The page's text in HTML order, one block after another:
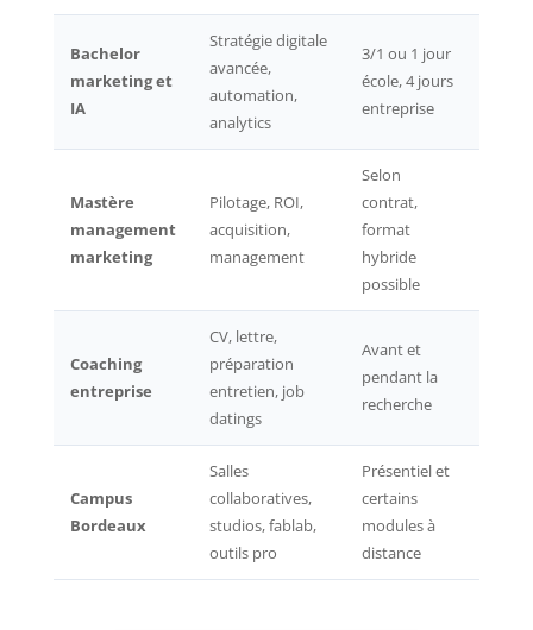
Bachelor
marketing et
IA
Stratégie digitale
avancée,
automation,
analytics
3/1 ou 1 jour
école, 4 jours
entreprise
Mastère
management
marketing
Pilotage, ROI,
acquisition,
management
Selon
contrat,
format
hybride
possible
Coaching
entreprise
CV, lettre,
préparation
entretien, job
datings
Avant et
pendant la
recherche
Campus
Bordeaux
Salles
collaboratives,
studios, fablab,
outils pro
Présentiel et
certains
modules à
distance